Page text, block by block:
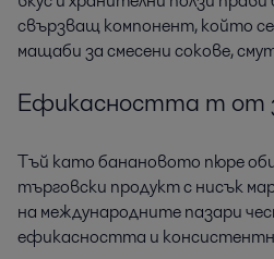
свързващ компонент, който
мащаби за смесени сокове,
Ефикасността т от
Тъй като банановото пюре
търговски продукт с нисък
на международните пазари
ефикасността и